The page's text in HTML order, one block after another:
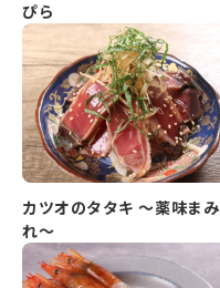
ぴら
カツオのタタキ ～薬味まみ
れ～